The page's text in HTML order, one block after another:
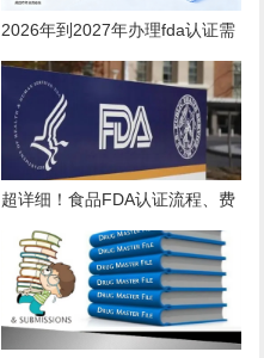
2026年到2027年办理fda认证需
要多少钱？
超详细！食品FDA认证流程、费
用、时效、误区解析